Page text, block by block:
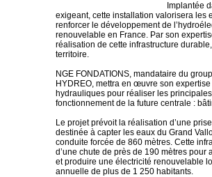
Implantée
exigeant, cette installation valorisera les
renforcer le développement de
renouvelable en France. Par son
réalisation de cette infrastructure
territoire.
NGE FONDATIONS, mandataire du
HYDREO, mettra en œuvre son
hydrauliques pour réaliser les
fonctionnement de la future centrale :
Le projet prévoit la réalisation d’une
destinée à capter les eaux du Grand
conduite forcée de 860 mètres. Cette
d’une chute de près de 190 mètres
et produire une électricité renouvelable
annuelle de plus de 1 250 habitants.